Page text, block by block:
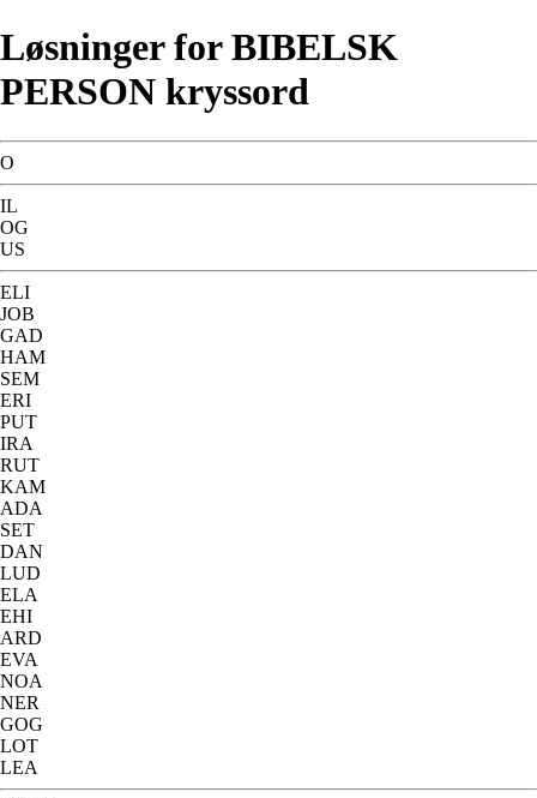
Løsninger for BIBELSK
PERSON kryssord
O
IL
OG
US
ELI
JOB
GAD
HAM
SEM
ERI
PUT
IRA
RUT
KAM
ADA
SET
DAN
LUD
ELA
EHI
ARD
EVA
NOA
NER
GOG
LOT
LEA